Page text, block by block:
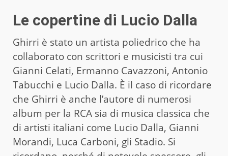
Le copertine di Lucio Dalla
Ghirri è stato un artista poliedrico che ha
collaborato con scrittori e musicisti tra cui
Gianni Celati, Ermanno Cavazzoni, Antonio
Tabucchi e Lucio Dalla. È il caso di ricordare
che Ghirri è anche l’autore di numerosi
album per la RCA sia di musica classica che
di artisti italiani come Lucio Dalla, Gianni
Morandi, Luca Carboni, gli Stadio. Si